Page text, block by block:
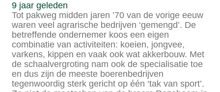
9 jaar geleden
Tot pakweg midden jaren ’70 van de vorige eeuw
waren veel agrarische bedrijven ‘gemengd’. De
betreffende ondernemer koos een eigen
combinatie van activiteiten: koeien, jongvee,
varkens, kippen en vaak ook wat akkerbouw. Met
de schaalvergroting nam ook de specialisatie toe
en dus zijn de meeste boerenbedrijven
tegenwoordig sterk gericht op één ‘tak van sport’.